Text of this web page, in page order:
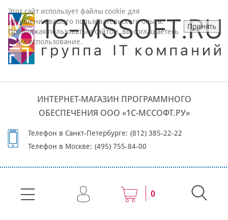
ИНТЕРНЕТ-МАГАЗИН ПРОГРАММНОГО
ОБЕСПЕЧЕНИЯ ООО «1С-МССОФТ.РУ»
Телефон в Санкт-Петербурге: (812) 385-22-22
Телефон в Москве: (495) 755-84-00
0
Этот сайт использует файлы cookie для
улучшения вашего пользовательского опыта.
Продолжая пользоваться сайтом, вы соглашаетесь
на их использование.
Принять